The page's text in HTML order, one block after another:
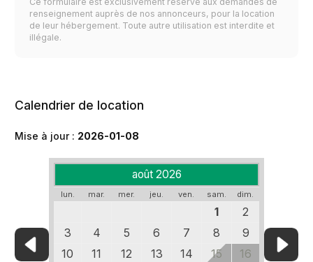
renseignement auprès de nos annonceurs, pour la location
de leur hébergement. Toute autre utilisation est interdite et
illégale.
Calendrier de location
Mise à jour : 2026-01-08
août 2026
lun. mar. mer. jeu. ven. sam. dim.
1
2
3
4 5 6 7 8
9
10
11 12 13 14 15
16